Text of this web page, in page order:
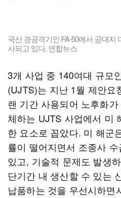
국산 경공격기인 FA-50에서 공대지
사되고 있다. 연합뉴스
3개 사업 중 140여대 규모
(UJTS)는 지난 1월 제안요
랜 기간 사용되어 노후화
체하는 UJTS 사업에서 미
한 요소로 꼽았다. 미 해군
률이 떨어지면서 조종사
있고, 기술적 문제도 발생
단기간 내 생산할 수 있는
납품하는 것을 우선시하면